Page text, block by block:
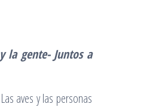
la gente- Juntos a
aves y las personas